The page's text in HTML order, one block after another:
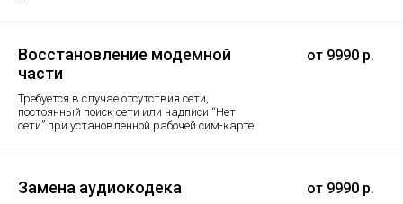
Восстановление модемной
части
Требуется в случае отсутствия сети,
постоянный поиск сети или надписи “Нет
сети” при установленной рабочей сим-карте
от 9990 р.
Замена аудиокодека от 9990 р.